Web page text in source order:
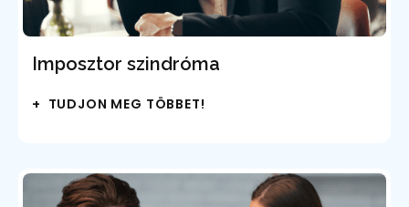
Imposztor szindróma
+ TUDJON MEG TÖBBET!